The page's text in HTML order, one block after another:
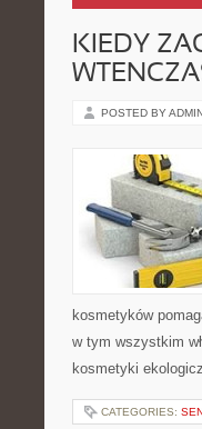
KIEDY
POSTED BY
kosmetyków
w tym wszystkim
kosmetyki
CATEGORIES: